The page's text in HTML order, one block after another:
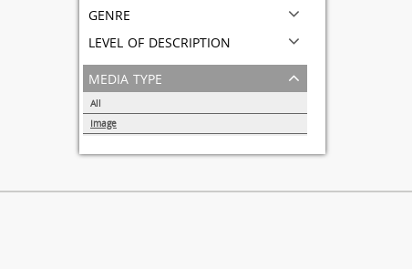
genre
level of description
media type
All
Image